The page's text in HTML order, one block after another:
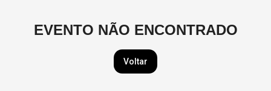
EVENTO NÃO ENCONTRADO
Voltar